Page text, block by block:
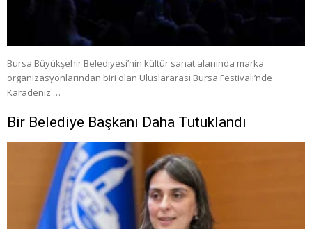
Bursa Büyükşehir Belediyesi’nin kültür sanat alanında marka
organizasyonlarından biri olan Uluslararası Bursa Festivali’nde
Karadeniz …
Bir Belediye Başkanı Daha Tutuklandı